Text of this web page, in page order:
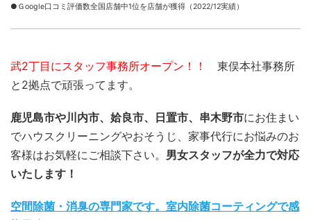
●Ｇoogle口コミ評価数全国店舗中1位を店舗が獲得（2022/12実績）
武2丁目にスタッフ事務所オープン！！
東俣本社事務所
と2拠点で頑張ってます。
鹿児島市や川内市、姶良市、日置市、串木野市にお住まい
でハウスクリーニングやおそうじ、家事代行にお悩みのお
客様はお気軽にご相談下さい。 男女スタッフが全力で対応
いたします！
空間除菌・消臭の専門家です。室内除菌コーティングで感